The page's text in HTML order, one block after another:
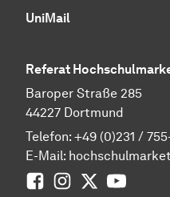
UniMail
Referat
Baroper Straße 285
44227 Dortmund
Telefon: +49 (0)231 /
E-Mail:
FacebookInstagram
TwitterYoutube